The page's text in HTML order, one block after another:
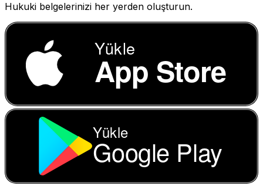
Hukuki belgelerinizi her yerden oluşturun.
Yükle
App Store
Yükle
Google Play